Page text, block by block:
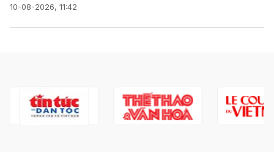
10-08-2026, 11:42